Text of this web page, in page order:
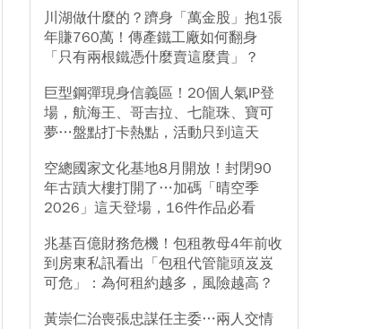
川湖做什麼的？躋身「萬金股」抱1張
年賺760萬！傳產鐵工廠如何翻身
「只有兩根鐵憑什麼賣這麼貴」？
巨型鋼彈現身信義區！20個人氣IP登
場，航海王、哥吉拉、七龍珠、寶可
夢…盤點打卡熱點，活動只到這天
空總國家文化基地8月開放！封閉90
年古蹟大樓打開了…加碼「晴空季
2026」這天登場，16件作品必看
兆基百億財務危機！包租教母4年前收
到房東私訊看出「包租代管龍頭岌岌
可危」：為何租約越多，風險越高？
黃崇仁治喪張忠謀任主委…兩人交情